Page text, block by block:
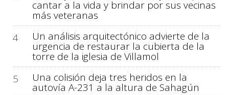
cantar a la vida y brindar por sus vecinas
más veteranas
4
Un análisis arquitectónico advierte de la
urgencia de restaurar la cubierta de la
torre de la iglesia de Villamol
5
Una colisión deja tres heridos en la
autovía A-231 a la altura de Sahagún